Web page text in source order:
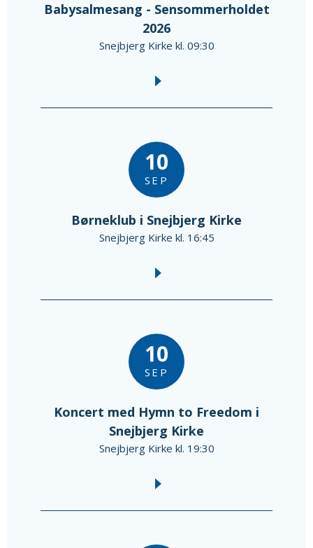
Babysalmesang - Sensommerholdet
2026
Snejbjerg Kirke kl. 09:30
10
SEP
Børneklub i Snejbjerg Kirke
Snejbjerg Kirke kl. 16:45
10
SEP
Koncert med Hymn to Freedom i
Snejbjerg Kirke
Snejbjerg Kirke kl. 19:30